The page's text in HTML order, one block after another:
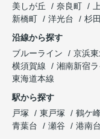
美しが丘
奈良町
新橋町
洋光台 杉田
沿線から探す
ブルーライン
京浜
横須賀線
湘南新宿
東海道本線
駅から探す
戸塚
東戸塚 鶴ケ
青葉台
瀬谷 港南台